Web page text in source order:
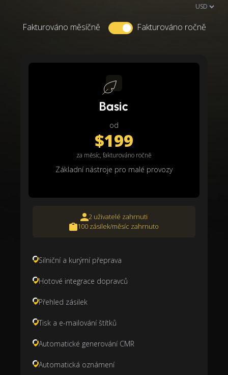
Fakturováno měsíčně Fakturováno ročně
Basic
od
$199
za měsíc, fakturováno ročně
Základní nástroje pro malé provozy
2 uživatelé zahrnuti
100 zásilek/měsíc zahrnuto
Silniční a kurýrní přeprava
Hotové integrace dopravců
Přehled zásilek
Tisk a e-mailování štítků
Automatické generování CMR
Automatická oznámení